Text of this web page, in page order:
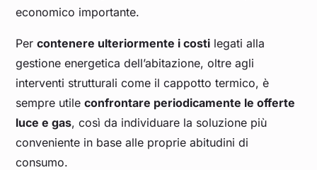
economico importante.
Percontenere ulteriormente i costi legati alla
gestione energetica dell’abitazione, oltre agli
interventi strutturali come il cappotto termico, è
sempre utileconfrontare periodicamente le offerte
luce e gas, così da individuare la soluzione più
conveniente in base alle proprie abitudini di
consumo.